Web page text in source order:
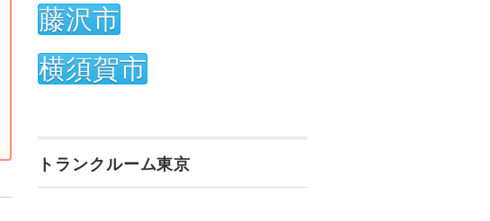
藤沢市
横須賀市
トランクルーム東京